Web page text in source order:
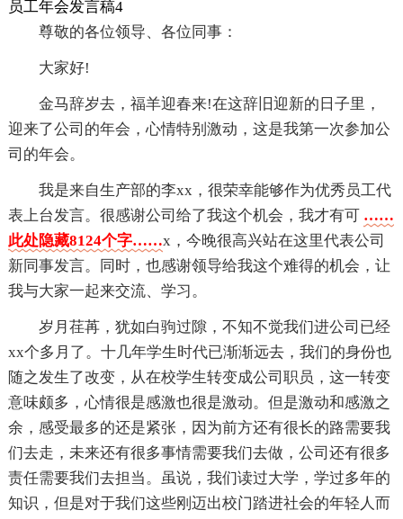
员工年会发言稿4
尊敬的各位领导、各位同事：
大家好!
金马辞岁去，福羊迎春来!在这辞旧迎新的日子里，
迎来了公司的年会，心情特别激动，这是我第一次参加公
司的年会。
我是来自生产部的李xx，很荣幸能够作为优秀员工代
表上台发言。很感谢公司给了我这个机会，我才有可 ……
此处隐藏8124个字……x，今晚很高兴站在这里代表公司
新同事发言。同时，也感谢领导给我这个难得的机会，让
我与大家一起来交流、学习。
岁月荏苒，犹如白驹过隙，不知不觉我们进公司已经
xx个多月了。十几年学生时代已渐渐远去，我们的身份也
随之发生了改变，从在校学生转变成公司职员，这一转变
意味颇多，心情很是感激也很是激动。但是激动和感激之
余，感受最多的还是紧张，因为前方还有很长的路需要我
们去走，未来还有很多事情需要我们去做，公司还有很多
责任需要我们去担当。虽说，我们读过大学，学过多年的
知识，但是对于我们这些刚迈出校门踏进社会的年轻人而